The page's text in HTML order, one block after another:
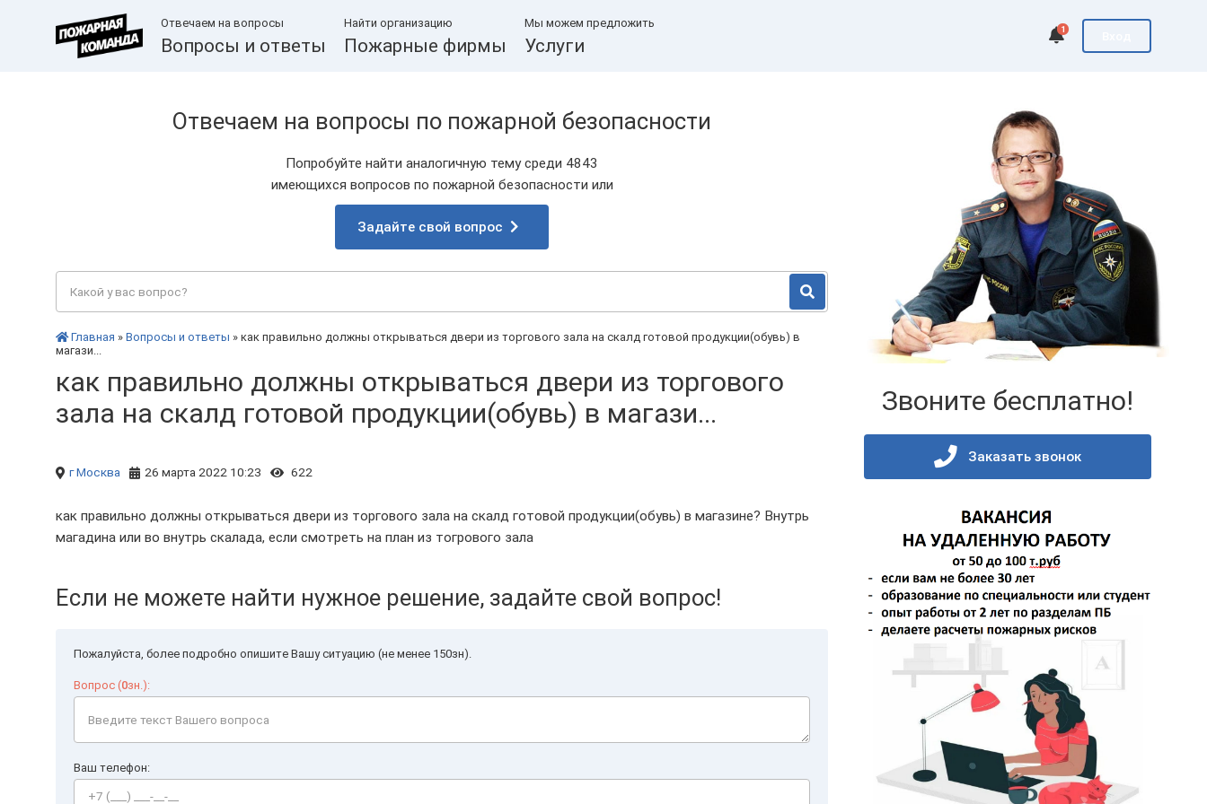
Отвечаем на вопросы
Вопросы и ответы
Найти организацию
Пожарные фирмы
Мы можем предложить
Услуги
1
Отвечаем на вопросы по пожарной безопасности
Попробуйте найти аналогичную тему среди 4843
имеющихся вопросов по пожарной безопасности или
Задайте свой вопрос
Главная » Вопросы и ответы » как правильно должны открываться двери из торгового зала на скалд готовой продукции(обувь) в
магази...
как правильно должны открываться двери из торгового
зала на скалд готовой продукции(обувь) в магази...
г Москва 26 марта 2022 10:23 622
как правильно должны открываться двери из торгового зала на скалд готовой продукции(обувь) в магазине? Внутрь
магадина или во внутрь скалада, если смотреть на план из тогрового зала
Если не можете найти нужное решение, задайте свой вопрос!
Пожалуйста, более подробно опишите Вашу ситуацию (не менее 150зн).
Вопрос (0зн.):
Ваш телефон:
Звоните бесплатно!
Заказать звонок